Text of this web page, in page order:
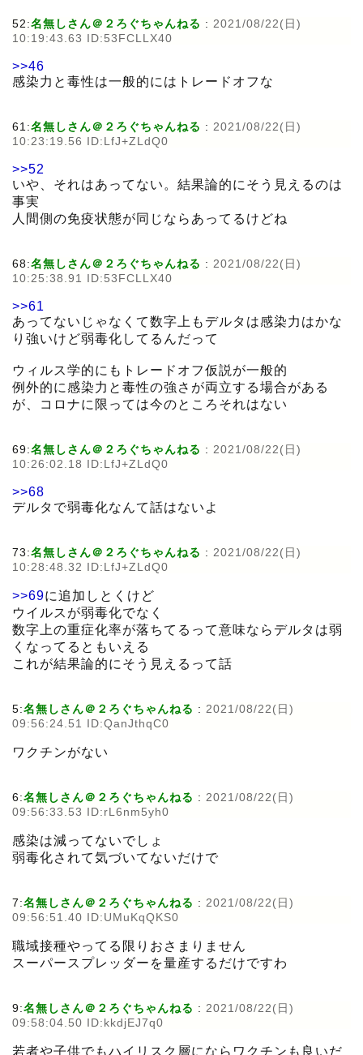
52:名無しさん＠２ろぐちゃんねる : 2021/08/22(日)
10:19:43.63 ID:53FCLLX40
>>46
感染力と毒性は一般的にはトレードオフな
61:名無しさん＠２ろぐちゃんねる : 2021/08/22(日)
10:23:19.56 ID:LfJ+ZLdQ0
>>52
いや、それはあってない。結果論的にそう見えるのは
事実
人間側の免疫状態が同じならあってるけどね
68:名無しさん＠２ろぐちゃんねる : 2021/08/22(日)
10:25:38.91 ID:53FCLLX40
>>61
あってないじゃなくて数字上もデルタは感染力はかな
り強いけど弱毒化してるんだって
ウィルス学的にもトレードオフ仮説が一般的
例外的に感染力と毒性の強さが両立する場合がある
が、コロナに限っては今のところそれはない
69:名無しさん＠２ろぐちゃんねる : 2021/08/22(日)
10:26:02.18 ID:LfJ+ZLdQ0
>>68
デルタで弱毒化なんて話はないよ
73:名無しさん＠２ろぐちゃんねる : 2021/08/22(日)
10:28:48.32 ID:LfJ+ZLdQ0
>>69に追加しとくけど
ウイルスが弱毒化でなく
数字上の重症化率が落ちてるって意味ならデルタは弱
くなってるともいえる
これが結果論的にそう見えるって話
5:名無しさん＠２ろぐちゃんねる : 2021/08/22(日)
09:56:24.51 ID:QanJthqC0
ワクチンがない
6:名無しさん＠２ろぐちゃんねる : 2021/08/22(日)
09:56:33.53 ID:rL6nm5yh0
感染は減ってないでしょ
弱毒化されて気づいてないだけで
7:名無しさん＠２ろぐちゃんねる : 2021/08/22(日)
09:56:51.40 ID:UMuKqQKS0
職域接種やってる限りおさまりません
スーパースプレッダーを量産するだけですわ
9:名無しさん＠２ろぐちゃんねる : 2021/08/22(日)
09:58:04.50 ID:kkdjEJ7q0
若者や子供でもハイリスク層にならワクチンも良いだ